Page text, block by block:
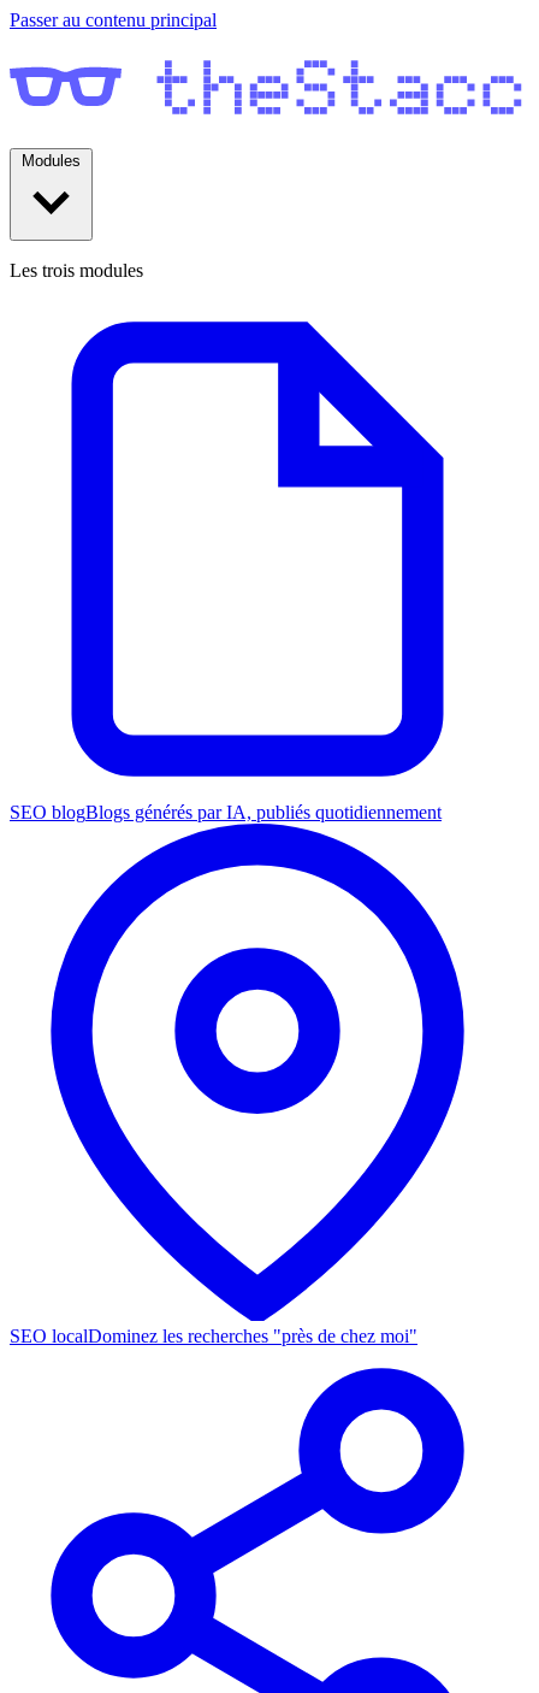
Passer au contenu principal
Les trois modules
SEO blogBlogs générés par IA, publiés quotidiennement
SEO localDominez les recherches "près de chez moi"